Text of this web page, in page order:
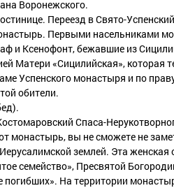
Воронежского.
Переезд в Свято-
Первыми насельниками
и Ксенофонт, бежавшие из
Матери «Сицилийская», которая
Успенского монастыря и по
обители.
Спаса-
монастырь, вы не сможете не
землей. Эта
семейство», Пресвятой
погибших». На территории